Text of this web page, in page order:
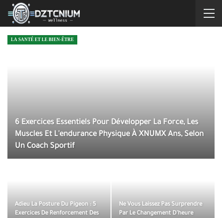
LA SANTÉ ET LE BIEN-ÊTRE
6 Exercices Essentiels Pour Développer La Force, Les
Muscles Et L'endurance Physique À XNUMX Ans, Selon
Un Coach Sportif
Adieu La Posture Du Pigeon : 5
Exercices De Renforcement Des
Ne Vous Laissez Pas Surprendre
Par Le Changement D’heure